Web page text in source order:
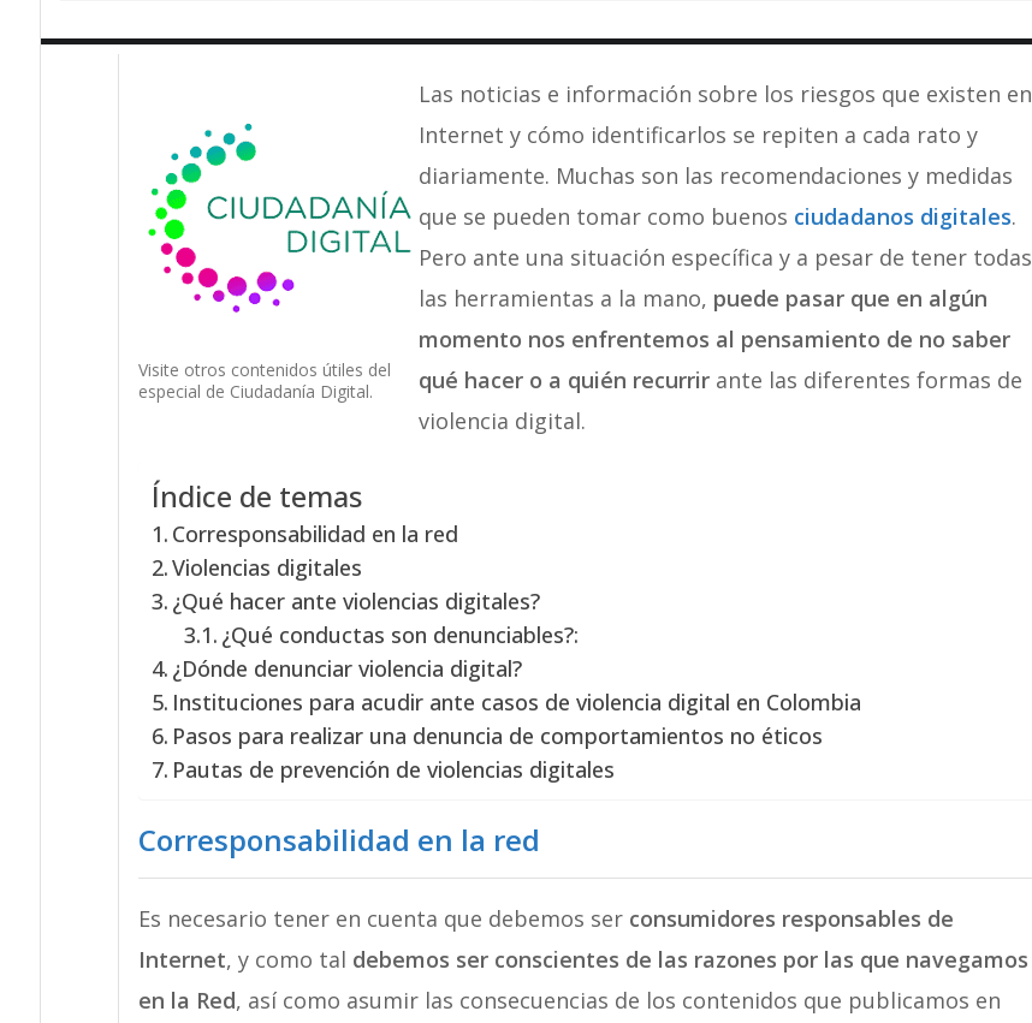
Visite otros contenidos útiles del
especial de Ciudadanía Digital.
Las noticias e información sobre los riesgos que existen en
Internet y cómo identificarlos se repiten a cada rato y
diariamente. Muchas son las recomendaciones y medidas
que se pueden tomar como buenos ciudadanos digitales.
Pero ante una situación específica y a pesar de tener todas
las herramientas a la mano, puede pasar que en algún
momento nos enfrentemos al pensamiento de no saber
qué hacer o a quién recurrirante las diferentes formas de
violencia digital.
Índice de temas
Corresponsabilidad en la red
Violencias digitales
¿Qué hacer ante violencias digitales?
¿Qué conductas son denunciables?:
¿Dónde denunciar violencia digital?
Instituciones para acudir ante casos de violencia digital en Colombia
Pasos para realizar una denuncia de comportamientos no éticos
Pautas de prevención de violencias digitales
Corresponsabilidad en la red
Es necesario tener en cuenta que debemos ser consumidores responsables de
Internet, y como tal debemos ser conscientes de las razones por las que navegamos
en la Red, así como asumir las consecuencias de los contenidos que publicamos en